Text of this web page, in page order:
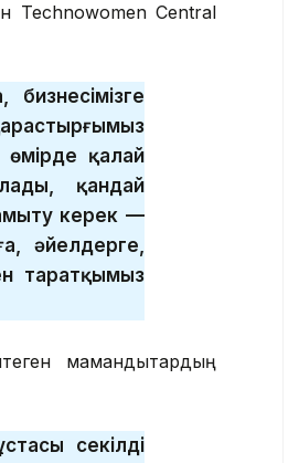
Technowomen Central
бизнесімізге
өмірде қалай
қандай
керек —
әйелдерге,
таратқымыз
мамандықтардың
секілді